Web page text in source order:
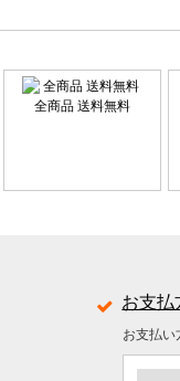
全商品 送料無料
お支払
お支払い